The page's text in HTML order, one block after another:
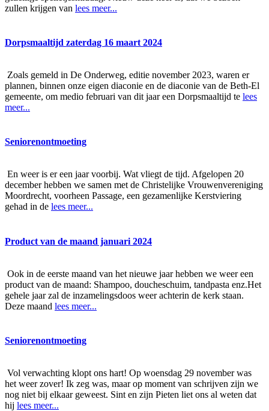
zullen krijgen van lees meer...
Dorpsmaaltijd zaterdag 16 maart 2024
Zoals gemeld in De Onderweg, editie november 2023, waren er
plannen, binnen onze eigen diaconie en de diaconie van de Beth-El
gemeente, om medio februari van dit jaar een Dorpsmaaltijd te lees
meer...
Seniorenontmoeting
En weer is er een jaar voorbij. Wat vliegt de tijd. Afgelopen 20
december hebben we samen met de Christelijke Vrouwenvereniging
Moordrecht, voorheen Passage, een gezamenlijke Kerstviering
gehad in de lees meer...
Product van de maand januari 2024
Ook in de eerste maand van het nieuwe jaar hebben we weer een
product van de maand: Shampoo, doucheschuim, tandpasta enz.Het
gehele jaar zal de inzamelingsdoos weer achterin de kerk staan.
Deze maand lees meer...
Seniorenontmoeting
Vol verwachting klopt ons hart! Op woensdag 29 november was
het weer zover! Ik zeg was, maar op moment van schrijven zijn we
nog niet bij elkaar geweest. Sint en zijn Pieten liet ons al weten dat
hij lees meer...